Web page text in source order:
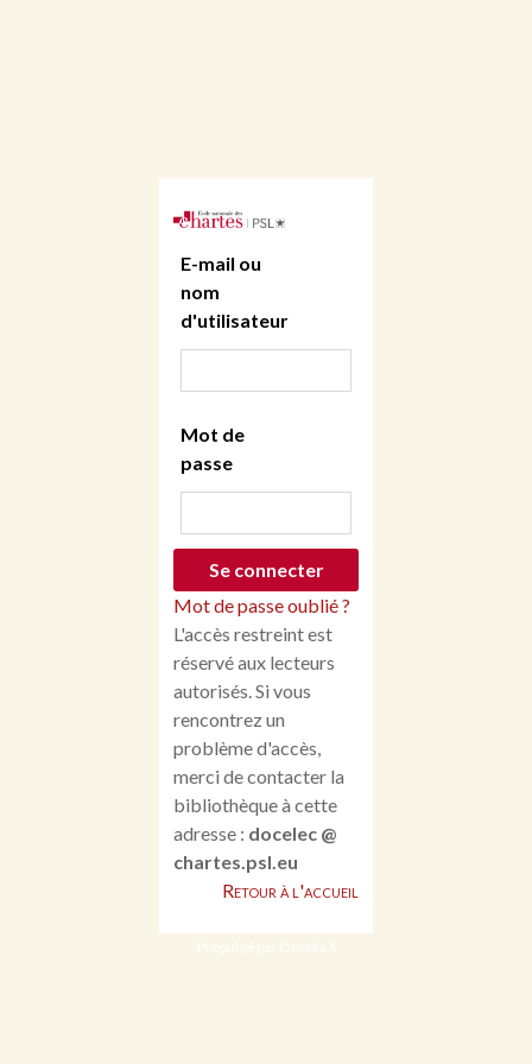
E-mail ou
nom
d'utilisateur
Mot de
passe
Mot de passe oublié ?
L'accès restreint est
réservé aux lecteurs
autorisés. Si vous
rencontrez un
problème d'accès,
merci de contacter la
bibliothèque à cette
adresse : docelec @
chartes.psl.eu
Retour à l'accueil
Propulsé par Omeka S